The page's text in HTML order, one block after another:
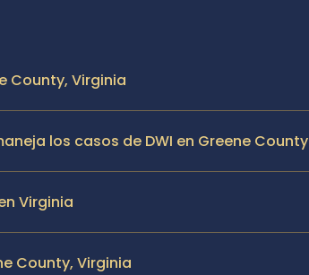
County, Virginia
los casos de DWI en Greene County
Virginia
County, Virginia